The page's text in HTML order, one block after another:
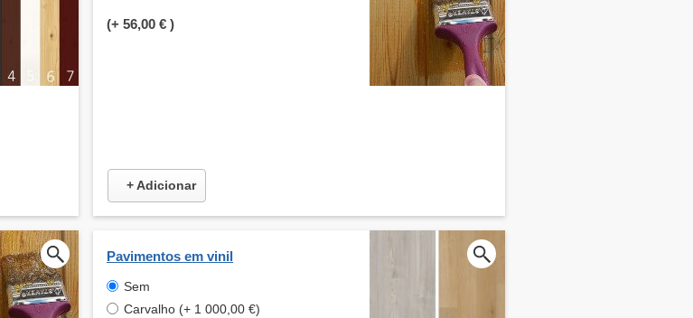
(+ 56,00 € )
+ Adicionar
Pavimentos em vinil
Sem
Carvalho (+ 1 000,00 €)